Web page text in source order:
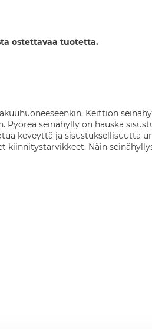
ostettavaa tuotetta.
Keittiön
Pyöreä seinähylly on hauska
keveyttä ja sisustuksellisuutta
kiinnitystarvikkeet. Näin